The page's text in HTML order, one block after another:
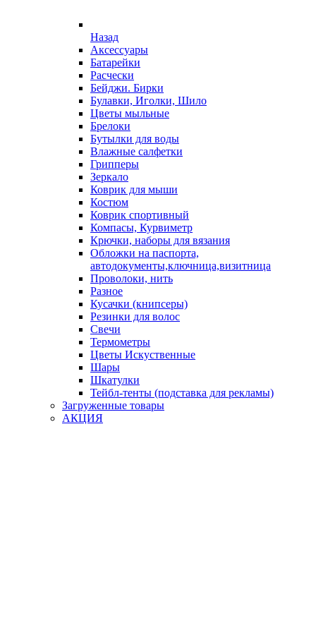
Назад
Аксессуары
Батарейки
Расчески
Бейджи. Бирки
Булавки, Иголки, Шило
Цветы мыльные
Брелоки
Бутылки для воды
Влажные салфетки
Грипперы
Зеркало
Коврик для мыши
Костюм
Коврик спортивный
Компасы, Курвиметр
Крючки, наборы для вязания
Обложки на паспорта,
автодокументы,ключница,визитница
Проволоки, нить
Разное
Кусачки (книпсеры)
Резинки для волос
Свечи
Термометры
Цветы Искуственные
Шары
Шкатулки
Тейбл-тенты (подставка для рекламы)
Загруженные товары
АКЦИЯ